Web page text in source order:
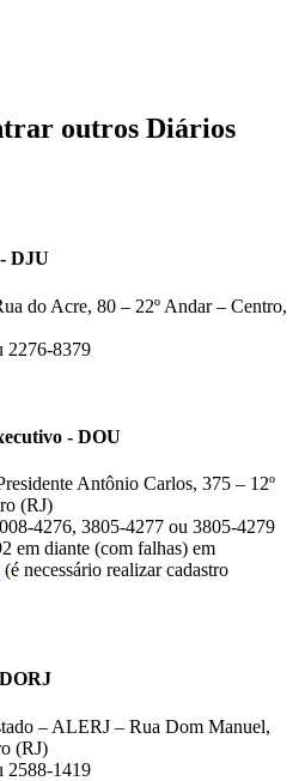
outros Diários
DJU
do Acre, 80 – 22º Andar – Centro,
2276-8379
- DOU
Antônio Carlos, 375 – 12º
(RJ)
4276, 3805-4277 ou 3805-4279
em diante (com falhas) em
(é necessário realizar cadastro
– ALERJ – Rua Dom Manuel,
(RJ)
2588-1419